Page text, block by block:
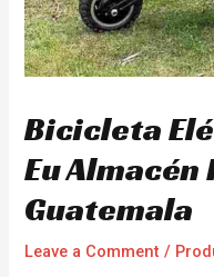
Bicicleta
Eu
Guatemala
Leave a Comment /